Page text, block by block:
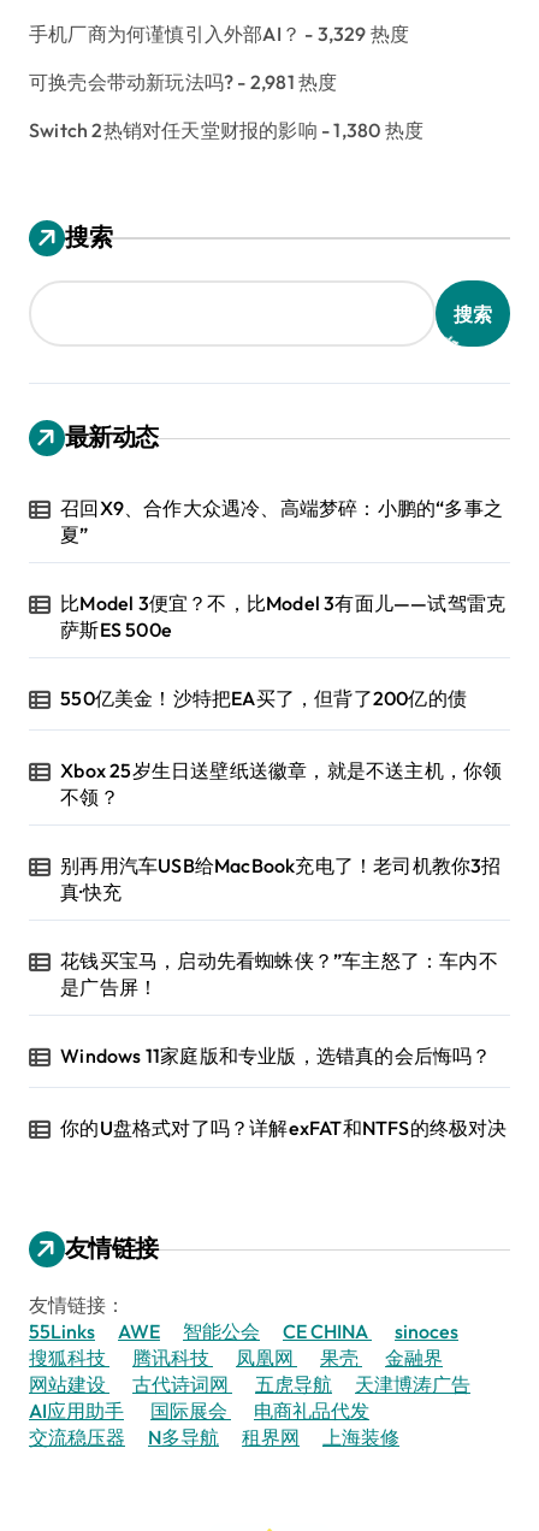
手机厂商为何谨慎引入外部AI？ - 3,329 热度
可换壳会带动新玩法吗? - 2,981 热度
Switch 2热销对任天堂财报的影响 - 1,380 热度
搜索
搜索
最新动态
召回X9、合作大众遇冷、高端梦碎：小鹏的“多事之
夏”
比Model 3便宜？不，比Model 3有面儿——试驾雷克
萨斯ES 500e
550亿美金！沙特把EA买了，但背了200亿的债
Xbox 25岁生日送壁纸送徽章，就是不送主机，你领
不领？
别再用汽车USB给MacBook充电了！老司机教你3招
真·快充
花钱买宝马，启动先看蜘蛛侠？”车主怒了：车内不
是广告屏！
Windows 11家庭版和专业版，选错真的会后悔吗？
你的U盘格式对了吗？详解exFAT和NTFS的终极对决
友情链接
友情链接：
55Links
AWE 智能公会 CE CHINA
sinoces
搜狐科技
腾讯科技 凤凰网 果壳
金融界
网站建设
古代诗词网 五虎导航
天津博涛广告
AI应用助手
国际展会
电商礼品代发
交流稳压器
N多导航 租界网 上海装修